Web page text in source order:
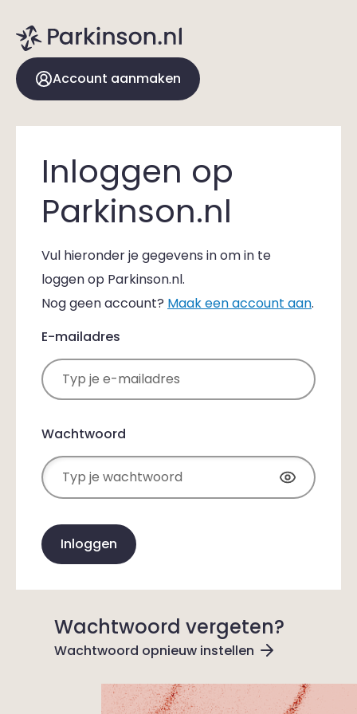
Account aanmaken
Inloggen op
Parkinson.nl
Vul hieronder je gegevens in om in te
loggen op Parkinson.nl.
Nog geen account? Maak een account aan.
E-mailadres
Wachtwoord
Inloggen
Wachtwoord vergeten?
Wachtwoord opnieuw instellen